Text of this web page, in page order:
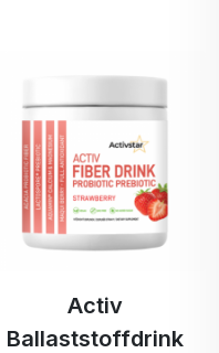
Activ
Ballaststoffdrink